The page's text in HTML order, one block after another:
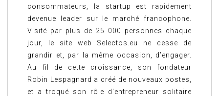
consommateurs, la startup est rapidement
devenue leader sur le marché francophone.
Visité par plus de 25 000 personnes chaque
jour, le site web Selectos.eu ne cesse de
grandir et, par la même occasion, d’engager.
Au fil de cette croissance, son fondateur
Robin Lespagnard a créé de nouveaux postes,
et a troqué son rôle d’entrepreneur solitaire